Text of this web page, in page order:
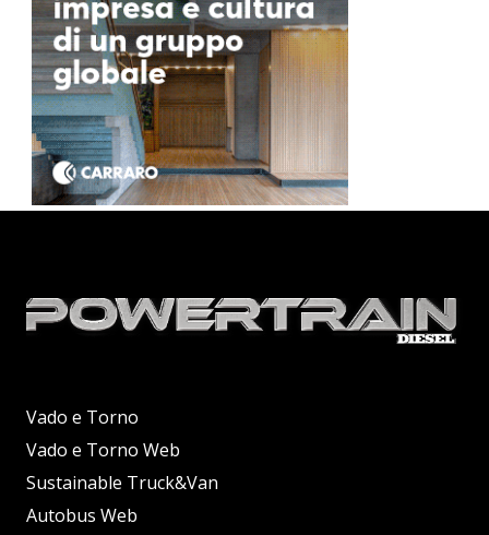
Vado e Torno
Vado e Torno Web
Sustainable Truck&Van
Autobus Web